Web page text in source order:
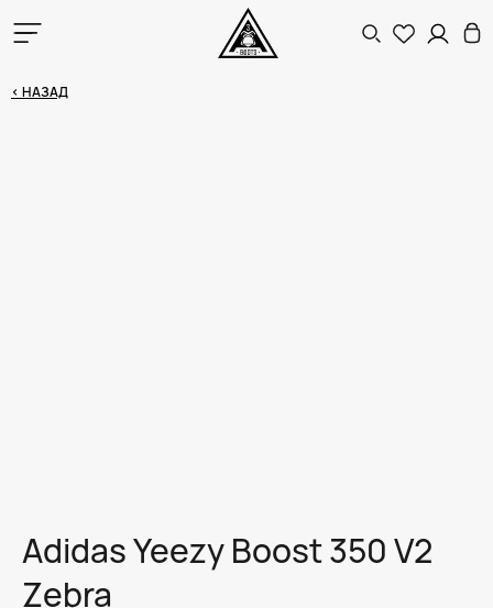
< НАЗАД
Adidas Yeezy Boost 350 V2
Zebra